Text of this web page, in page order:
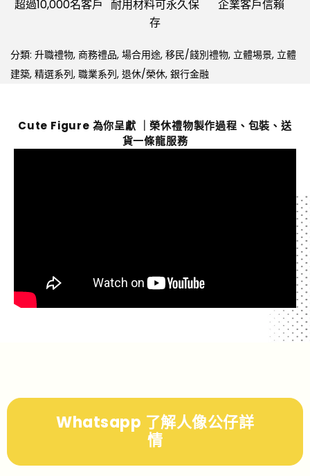
超過10,000名客戶 耐用材料可永久保
存
企業客戶信賴
分類: 升職禮物, 商務禮品, 場合用途, 移民/餞別禮物, 立體埸景, 立體
建築, 精選系列, 職業系列, 退休/榮休, 銀行金融
Cute Figure 為你呈獻 ｜榮休禮物製作過程、包裝、送
貨一條龍服務
Whatsapp 了解人像公仔詳
情